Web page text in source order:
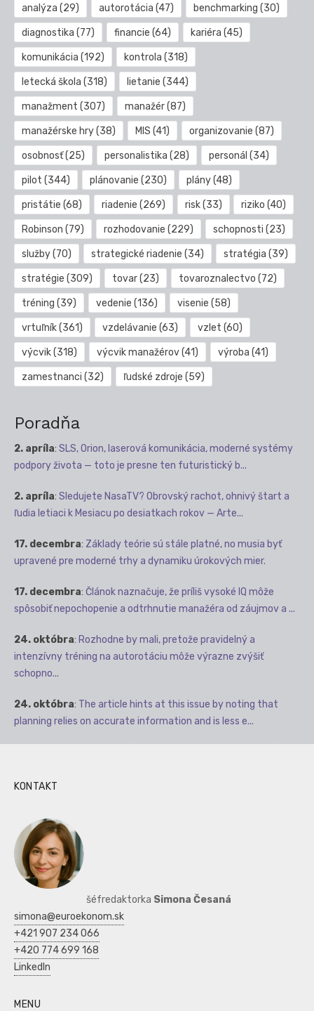
analýza (29) autorotácia (47) benchmarking (30)
diagnostika (77) financie (64) kariéra (45)
komunikácia (192) kontrola (318)
letecká škola (318) lietanie (344)
manažment (307) manažér(87)
manažérske hry(38) MIS (41) organizovanie (87)
osobnosť(25) personalistika (28) personál (34)
pilot (344) plánovanie (230) plány(48)
pristátie (68) riadenie (269) risk(33) riziko (40)
Robinson (79) rozhodovanie (229) schopnosti (23)
služby(70) strategické riadenie (34) stratégia (39)
stratégie (309) tovar(23) tovaroznalectvo (72)
tréning (39) vedenie (136) visenie (58)
vrtuľník(361) vzdelávanie (63) vzlet (60)
výcvik(318) výcvik manažérov(41) výroba (41)
zamestnanci (32) ľudské zdroje (59)
Poradňa
2. apríla: SLS, Orion, laserová komunikácia, moderné systémy
podpory života — toto je presne ten futuristický b...
2. apríla: Sledujete NasaTV? Obrovský rachot, ohnivý štart a
ľudia letiaci k Mesiacu po desiatkach rokov — Arte...
17. decembra: Základy teórie sú stále platné, no musia byť
upravené pre moderné trhy a dynamiku úrokových mier.
17. decembra: Článok naznačuje, že príliš vysoké IQ môže
spôsobiť nepochopenie a odtrhnutie manažéra od záujmov a ...
24. októbra: Rozhodne by mali, pretože pravidelný a
intenzívny tréning na autorotáciu môže výrazne zvýšiť
schopno...
24. októbra: The article hints at this issue by noting that
planning relies on accurate information and is less e...
KONTAKT
šéfredaktorka Simona Česaná
simona@euroekonom.sk
+421 907 234 066
+420 774 699 168
LinkedIn
MENU